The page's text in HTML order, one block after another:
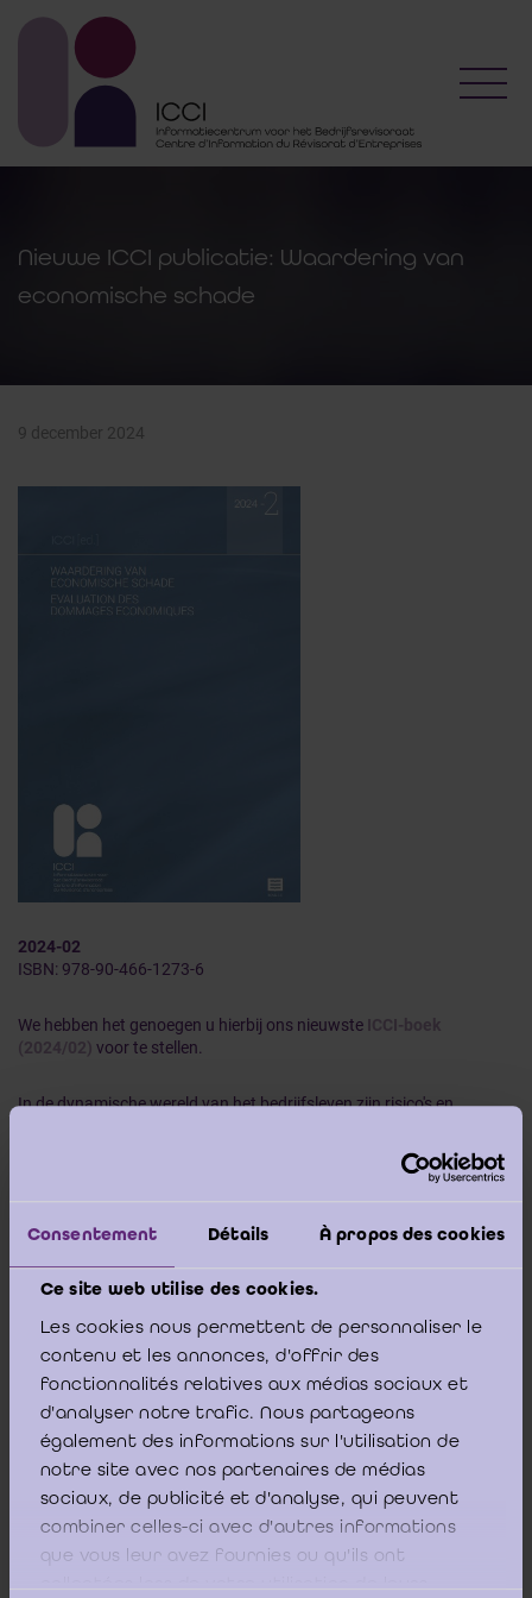
Consentement Détails À propos des cookies
Ce site web utilise des cookies.
Les cookies nous permettent de personnaliser le
contenu et les annonces, d'offrir des
fonctionnalités relatives aux médias sociaux et
d'analyser notre trafic. Nous partageons
également des informations sur l'utilisation de
notre site avec nos partenaires de médias
sociaux, de publicité et d'analyse, qui peuvent
combiner celles-ci avec d'autres informations
que vous leur avez fournies ou qu'ils ont
Nieuwe ICCI publicatie: Waardering van
economische schade
9 december 2024
2024-02
ISBN: 978-90-466-1273-6
We hebben het genoegen u hierbij ons nieuwste ICCI-boek
(2024/02) voor te stellen.
In de dynamische wereld van het bedrijfsleven zijn risico's en
begroting van economische schade essentieel. Onze nieuwste
publicatie duikt diep in dit onderwerp en biedt waardevolle inzichten
juridische kader voor schadebegroting veranderd.
Deze publicatie verkent de verschillende facetten van economische
schadecompensatie binnen dit nieuwe kader en is geschreven
vanuit een interdisciplinaire invalshoek. Wat kunt u verwachten?
Een algemene inleiding en uitgebreide presentatie van de nieuwe
wettelijke bepalingen;
Een analyse van verschillende methodieken voor
schadebegroting met praktijkvoorbeelden;
Het wettelijke kader van de bedrijfsrevisor als deskundige in
schadewaardering;
Een kijkje in de Nederlandse ervaring met economische